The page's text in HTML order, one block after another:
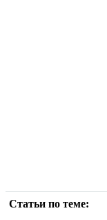
Статьи по теме: